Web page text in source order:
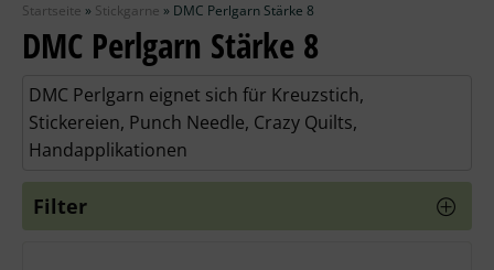
Wolle
Stricknadeln
Knüpfpackungen
Ausverkauf
Startseite » Stickgarne » DMC Perlgarn Stärke 8
DMC Perlgarn Stärke 8
DMC Perlgarn eignet sich für Kreuzstich,
Stickereien, Punch Needle, Crazy Quilts,
Handapplikationen
Filter